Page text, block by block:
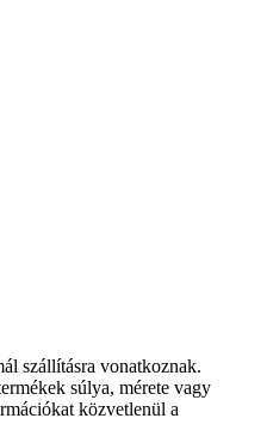
szállításra vonatkoznak.
súlya, mérete vagy
közvetlenül a